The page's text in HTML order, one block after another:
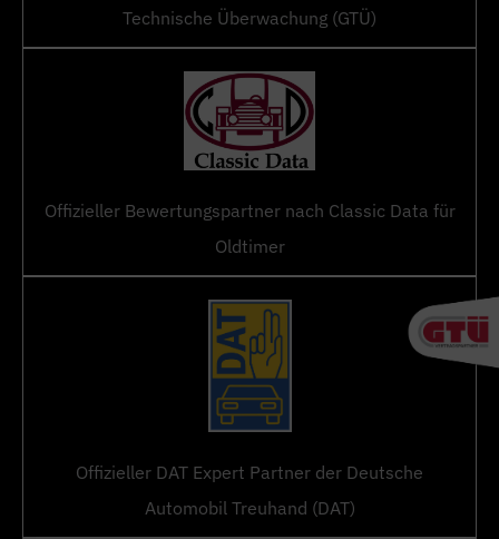
Technische Überwachung (GTÜ)
Offizieller Bewertungspartner nach Classic Data für
Oldtimer
Offizieller DAT Expert Partner der Deutsche
Automobil Treuhand (DAT)